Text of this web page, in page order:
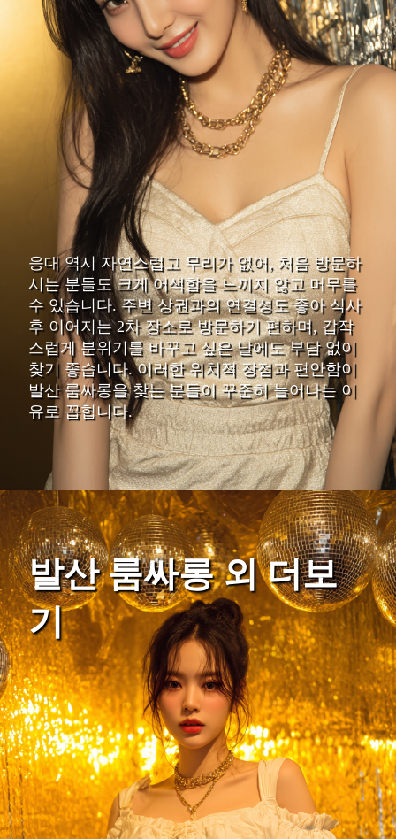
응대 역시 자연스럽고 무리가 없어, 처음 방문하
시는 분들도 크게 어색함을 느끼지 않고 머무를
수 있습니다. 주변 상권과의 연결성도 좋아 식사
후 이어지는 2차 장소로 방문하기 편하며, 갑작
스럽게 분위기를 바꾸고 싶은 날에도 부담 없이
찾기 좋습니다. 이러한 위치적 장점과 편안함이
발산 룸싸롱을 찾는 분들이 꾸준히 늘어나는 이
유로 꼽힙니다.
발산 룸싸롱 외 더보
기